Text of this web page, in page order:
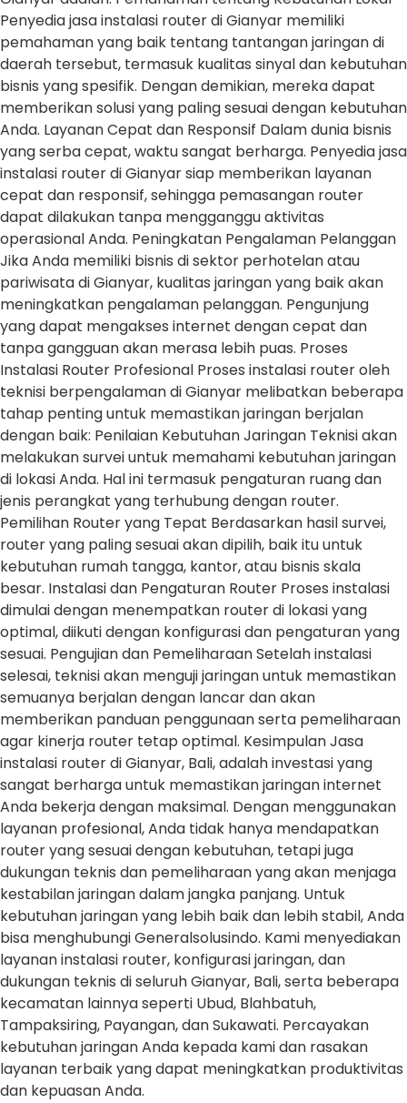
Penyedia jasa instalasi router di Gianyar memiliki
pemahaman yang baik tentang tantangan jaringan di
daerah tersebut, termasuk kualitas sinyal dan kebutuhan
bisnis yang spesifik. Dengan demikian, mereka dapat
memberikan solusi yang paling sesuai dengan kebutuhan
Anda. Layanan Cepat dan Responsif Dalam dunia bisnis
yang serba cepat, waktu sangat berharga. Penyedia jasa
instalasi router di Gianyar siap memberikan layanan
cepat dan responsif, sehingga pemasangan router
dapat dilakukan tanpa mengganggu aktivitas
operasional Anda. Peningkatan Pengalaman Pelanggan
Jika Anda memiliki bisnis di sektor perhotelan atau
pariwisata di Gianyar, kualitas jaringan yang baik akan
meningkatkan pengalaman pelanggan. Pengunjung
yang dapat mengakses internet dengan cepat dan
tanpa gangguan akan merasa lebih puas. Proses
Instalasi Router Profesional Proses instalasi router oleh
teknisi berpengalaman di Gianyar melibatkan beberapa
tahap penting untuk memastikan jaringan berjalan
dengan baik: Penilaian Kebutuhan Jaringan Teknisi akan
melakukan survei untuk memahami kebutuhan jaringan
di lokasi Anda. Hal ini termasuk pengaturan ruang dan
jenis perangkat yang terhubung dengan router.
Pemilihan Router yang Tepat Berdasarkan hasil survei,
router yang paling sesuai akan dipilih, baik itu untuk
kebutuhan rumah tangga, kantor, atau bisnis skala
besar. Instalasi dan Pengaturan Router Proses instalasi
dimulai dengan menempatkan router di lokasi yang
optimal, diikuti dengan konfigurasi dan pengaturan yang
sesuai. Pengujian dan Pemeliharaan Setelah instalasi
selesai, teknisi akan menguji jaringan untuk memastikan
semuanya berjalan dengan lancar dan akan
memberikan panduan penggunaan serta pemeliharaan
agar kinerja router tetap optimal. Kesimpulan Jasa
instalasi router di Gianyar, Bali, adalah investasi yang
sangat berharga untuk memastikan jaringan internet
Anda bekerja dengan maksimal. Dengan menggunakan
layanan profesional, Anda tidak hanya mendapatkan
router yang sesuai dengan kebutuhan, tetapi juga
dukungan teknis dan pemeliharaan yang akan menjaga
kestabilan jaringan dalam jangka panjang. Untuk
kebutuhan jaringan yang lebih baik dan lebih stabil, Anda
bisa menghubungi Generalsolusindo. Kami menyediakan
layanan instalasi router, konfigurasi jaringan, dan
dukungan teknis di seluruh Gianyar, Bali, serta beberapa
kecamatan lainnya seperti Ubud, Blahbatuh,
Tampaksiring, Payangan, dan Sukawati. Percayakan
kebutuhan jaringan Anda kepada kami dan rasakan
layanan terbaik yang dapat meningkatkan produktivitas
dan kepuasan Anda.